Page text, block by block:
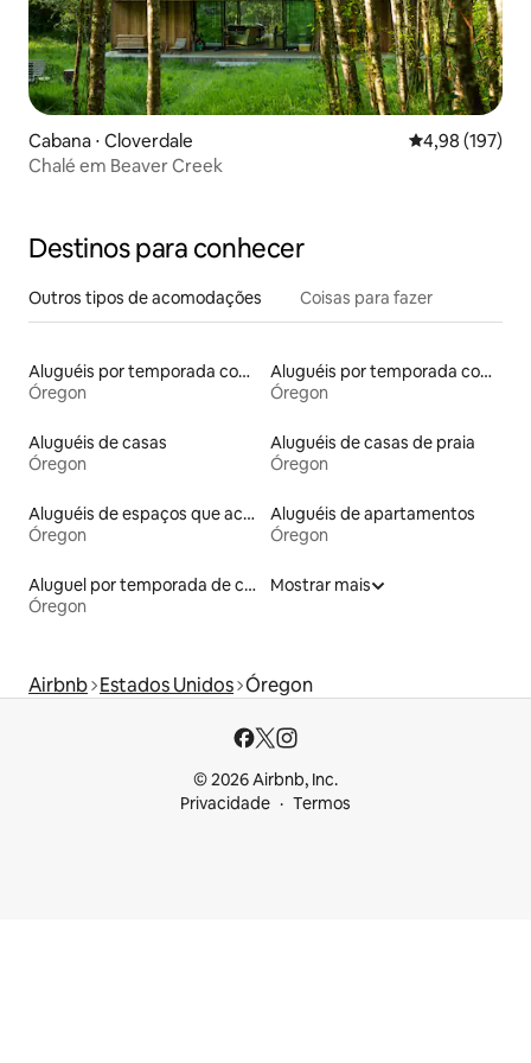
Cabana ⋅ Cloverdale 4,98 de uma
4,98 (197)
Chalé em Beaver Creek
Destinos para conhecer
Outros tipos de acomodações Coisas para fazer
Aluguéis por temporada com banheiro para PCD
Óregon
Aluguéis por temporada com suítes privativas
Óregon
Aluguéis de casas
Óregon
Aluguéis de casas de praia
Óregon
Aluguéis de espaços que aceitam animais de estimação
Óregon
Aluguéis de apartamentos
Óregon
Aluguel por temporada de casas de veraneio
Óregon
Mostrar mais
Airbnb Estados Unidos Óregon
© 2026 Airbnb, Inc.
Privacidade
Termos